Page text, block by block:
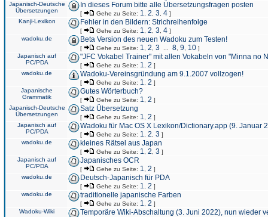
Japanisch-Deutsche
Übersetzungen
In dieses Forum bitte alle Übersetzungsfragen posten
[ Gehe zu Seite: 1 2 3 4 ]
Kanji-Lexikon
Fehler in den Bildern: Strichreihenfolge
[ Gehe zu Seite: 1 2 3 4 ]
wadoku.de
Beta Version des neuen Wadoku zum Testen!
[ Gehe zu Seite: 1 2 3 8 9 10 ]
Japanisch auf
PC/PDA
"JFC Vokabel Trainer" mit allen Vokabeln von "Minna no
[ Gehe zu Seite: 1 2 ]
wadoku.de
Wadoku-Vereinsgründung am 9.1.2007 vollzogen!
[ Gehe zu Seite: 1 2 ]
Japanische
Grammatik
Gutes Wörterbuch?
[ Gehe zu Seite: 1 2 ]
Japanisch-Deutsche
Übersetzungen
Satz Übersetzung
[ Gehe zu Seite: 1 2 ]
Japanisch auf
PC/PDA
Wadoku für Mac OS X Lexikon/Dictionary.app (9. Januar
[ Gehe zu Seite: 1 2 3 ]
wadoku.de
kleines Rätsel aus Japan
[ Gehe zu Seite: 1 2 3 ]
Japanisch auf
PC/PDA
Japanisches OCR
[ Gehe zu Seite: 1 2 ]
wadoku.de
Deutsch-Japanisch für PDA
[ Gehe zu Seite: 1 2 ]
wadoku.de
traditionelle japanische Farben
[ Gehe zu Seite: 1 2 ]
Wadoku-Wiki
Temporäre Wiki-Abschaltung (3. Juni 2022), nun wieder